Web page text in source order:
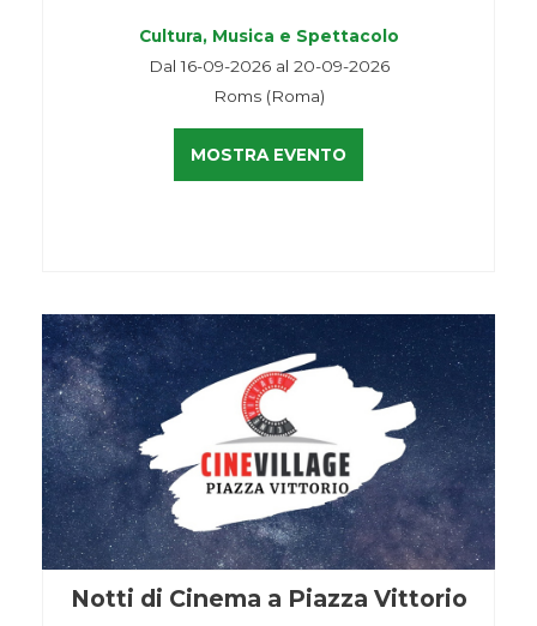
Cultura, Musica e Spettacolo
Dal 16-09-2026 al 20-09-2026
Roms (Roma)
MOSTRA EVENTO
Notti di Cinema a Piazza Vittorio